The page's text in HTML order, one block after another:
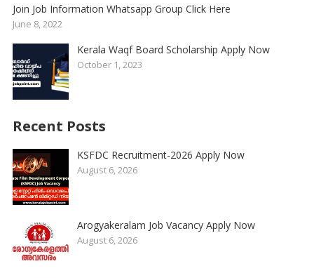
Join Job Information Whatsapp Group Click Here
June 8, 2022
Kerala Waqf Board Scholarship Apply Now
October 1, 2023
Recent Posts
KSFDC Recruitment-2026 Apply Now
August 6, 2026
Arogyakeralam Job Vacancy Apply Now
August 6, 2026